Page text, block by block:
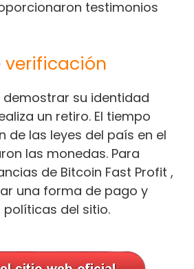
testimonios
verificación
demostrar su identidad
un retiro. El tiempo
de las leyes del país en el
las monedas. Para
de Bitcoin Fast Profit ,
una forma de pago y
del sitio.